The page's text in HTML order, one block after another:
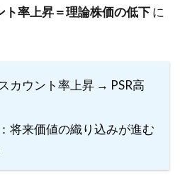
ト率上昇＝理論株価の低下に
カウント率上昇 → PSR高
：将来価値の織り込みが進む